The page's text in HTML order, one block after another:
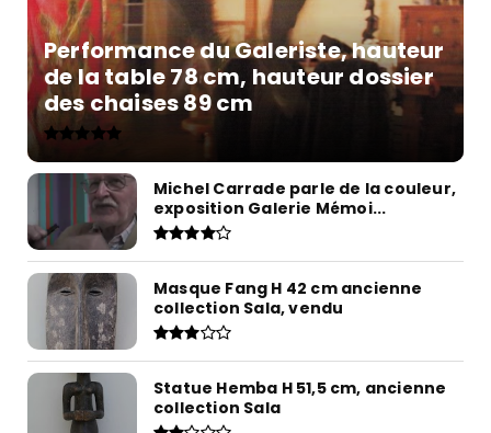
Performance du Galeriste, hauteur
de la table 78 cm, hauteur dossier
des chaises 89 cm
Michel Carrade parle de la couleur,
exposition Galerie Mémoi...
Masque Fang H 42 cm ancienne
collection Sala, vendu
Statue Hemba H 51,5 cm, ancienne
collection Sala